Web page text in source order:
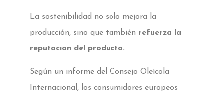
La sostenibilidad no solo mejora la
producción, sino que también refuerza la
reputación del producto.
Según un informe del Consejo Oleícola
Internacional, los consumidores europeos